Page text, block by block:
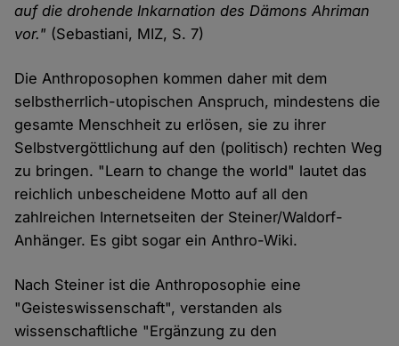
auf die drohende Inkarnation des Dämons Ahriman
vor." (Sebastiani, MIZ, S. 7)
Die Anthroposophen kommen daher mit dem
selbstherrlich-utopischen Anspruch, mindestens die
gesamte Menschheit zu erlösen, sie zu ihrer
Selbstvergöttlichung auf den (politisch) rechten Weg
zu bringen. "Learn to change the world" lautet das
reichlich unbescheidene Motto auf all den
zahlreichen Internetseiten der Steiner/Waldorf-
Anhänger. Es gibt sogar ein Anthro-Wiki.
Nach Steiner ist die Anthroposophie eine
"Geisteswissenschaft", verstanden als
wissenschaftliche "Ergänzung zu den